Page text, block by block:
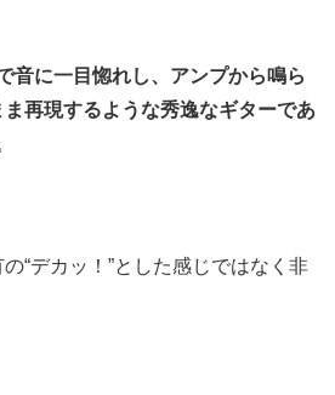
音に一目惚れし、アンプから鳴ら
再現するような秀逸なギターであ
の“デカッ！”とした感じではなく非